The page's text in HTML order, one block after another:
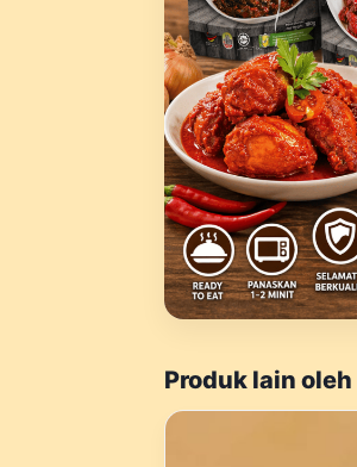
Produk lain oleh